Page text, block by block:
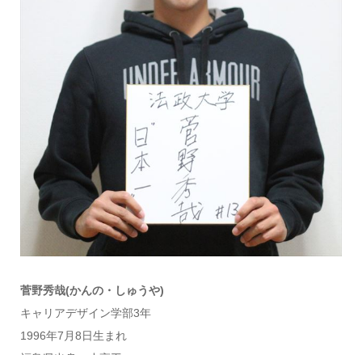
菅野秀哉(かんの・しゅうや)
キャリアデザイン学部3年
1996年7月8日生まれ